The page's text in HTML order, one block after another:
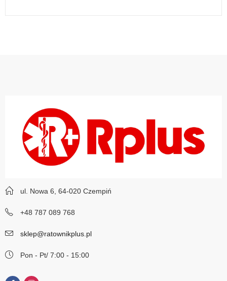
ul. Nowa 6, 64-020 Czempiń
+48 787 089 768
sklep@ratownikplus.pl
Pon - Pt/ 7:00 - 15:00